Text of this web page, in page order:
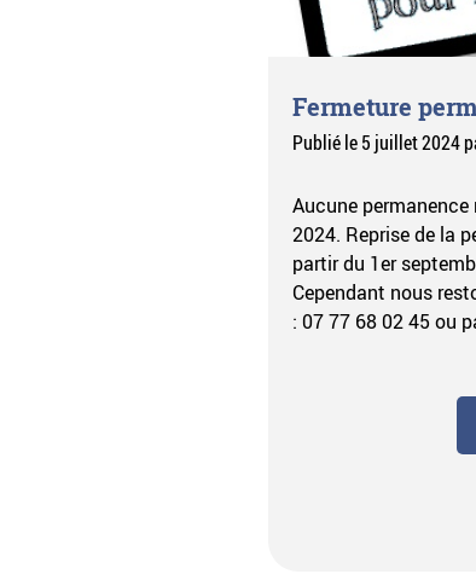
Fermeture
Publié le5 juillet 2024
Aucune permanence
2024. Reprise de la
partir du 1er
Cependant nous
: 07 77 68 02 45 ou